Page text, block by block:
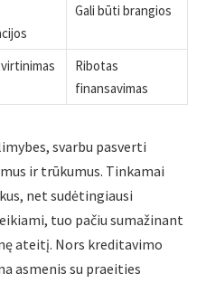
Gali būti brangios
Ribotas
finansavimas
svarbu pasverti
ir trūkumus. Tinkamai
net sudėtingiausi
tuo pačiu sumažinant
ateitį. Nors kreditavimo
asmenis su praeities